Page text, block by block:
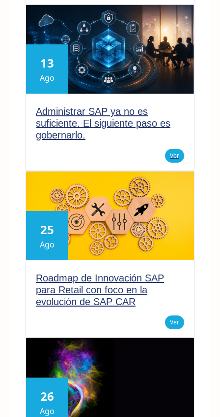
13
Ago
Administrar SAP ya no es
suficiente. El siguiente paso es
gobernarlo.
Ver
25
Ago
Roadmap de Innovación SAP
para Retail con foco en la
evolución de SAP CAR
Ver
26
Ago